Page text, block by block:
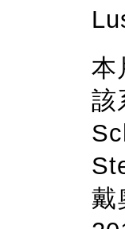
本
該
戴